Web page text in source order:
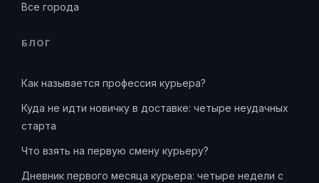
Все города
БЛОГ
Как называется профессия курьера?
Куда не идти новичку в доставке: четыре неудачных
старта
Что взять на первую смену курьеру?
Дневник первого месяца курьера: четыре недели с